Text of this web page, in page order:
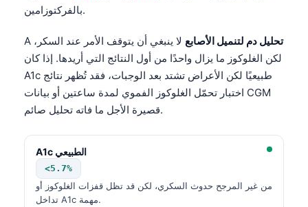
بالفركتوزامين.
A تحليل دم لتنميل الأصابع لا ينبغي أن يتوقف الأمر عند السكر،
لكن الغلوكوز ما يزال واحدًا من أول النتائج التي أريدها. إذا كان
A1c طبيعيًا لكن الأعراض تشتد بعد الوجبات، فقد تُظهر نتائج
اختبار تحمّل الغلوكوز الفموي لمدة ساعتين أو بيانات CGM
قصيرة الأجل ما فاته تحليل صائم.
A1c الطبيعي
<5.7%
من غير المرجح حدوث السكري، لكن قد تظل قفزات الغلوكوز أو
تداخل A1c مهمة.